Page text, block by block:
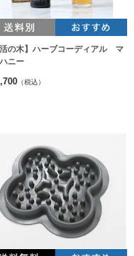
活の木】ハーブコーディアル マ
ニー
（税込）